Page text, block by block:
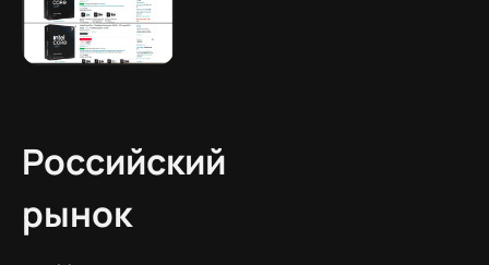
Российский
рынок